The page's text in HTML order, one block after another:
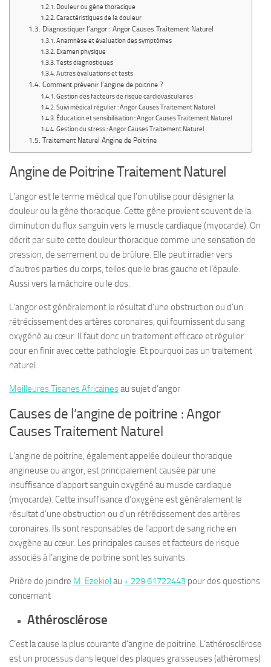
Douleur ou gêne thoracique
Caractéristiques de la douleur
Diagnostiquer l’angor : Angor Causes Traitement Naturel
Anamnèse et évaluation des symptômes
Examen physique
Tests diagnostiques
Autres évaluations et tests
Comment prévenir l’angine de poitrine ?
Gestion des facteurs de risque cardiovasculaires
Suivi médical régulier : Angor Causes Traitement Naturel
Éducation et sensibilisation : Angor Causes Traitement Naturel
Gestion du stress : Angor Causes Traitement Naturel
Traitement Naturel Angine de Poitrine
Angine de Poitrine Traitement Naturel
L’angor est le terme médical que l’on utilise pour désigner la
douleur ou la gêne thoracique. Cette gêne provient souvent de la
diminution du flux sanguin vers le muscle cardiaque (myocarde). On
décrit par suite cette douleur thoracique comme une sensation de
pression, de serrement ou de brûlure. Elle peut irradier vers
d’autres parties du corps, telles que le bras gauche et l’épaule.
Aussi vers la mâchoire ou le dos.
L’angor est généralement le résultat d’une obstruction ou d’un
rétrécissement des artères coronaires, qui fournissent du sang
oxygéné au cœur. Il faut donc un traitement efficace et régulier
pour en finir avec cette pathologie. Et pourquoi pas un traitement
naturel.
Meilleures Tisanes Africainesau sujet d’angor
Causes de l’angine de poitrine : Angor
Causes Traitement Naturel
L’angine de poitrine, également appelée douleur thoracique
angineuse ou angor, est principalement causée par une
insuffisance d’apport sanguin oxygéné au muscle cardiaque
(myocarde). Cette insuffisance d’oxygène est généralement le
résultat d’une obstruction ou d’un rétrécissement des artères
coronaires. Ils sont responsables de l’apport de sang riche en
oxygène au cœur. Les principales causes et facteurs de risque
associés à l’angine de poitrine sont les suivants.
Prière de joindre M. Ezekielau + 229 61722443 pour des questions
concernant
Athérosclérose
C’est la cause la plus courante d’angine de poitrine. L’athérosclérose
est un processus dans lequel des plaques graisseuses (athéromes)